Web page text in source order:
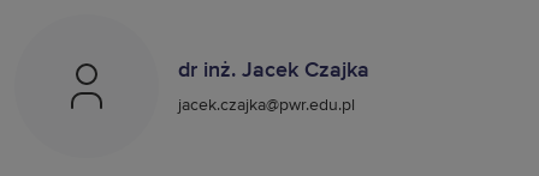
dr inż. Jacek Czajka
jacek.czajka@pwr.edu.pl